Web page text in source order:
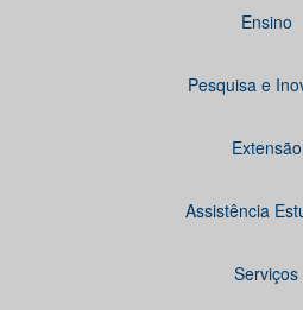
Ensino
Pesquisa e
Extensão
Assistência
Serviços